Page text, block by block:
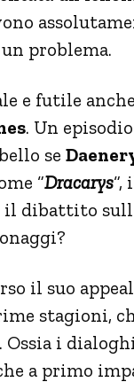
problema.
e futile
. Un
se
“Dracarys
dibattito
il suo
stagioni,
Ossia i
a primo